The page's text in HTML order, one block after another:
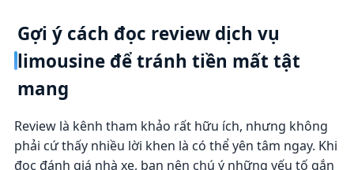
Gợi ý cách đọc review dịch vụ
limousine để tránh tiền mất tật
mang
Review là kênh tham khảo rất hữu ích, nhưng không
phải cứ thấy nhiều lời khen là có thể yên tâm ngay. Khi
đọc đánh giá nhà xe, bạn nên chú ý những yếu tố gắn